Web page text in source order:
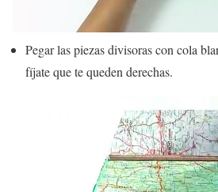
Pegar las piezas divisoras con cola
fíjate que te queden derechas.